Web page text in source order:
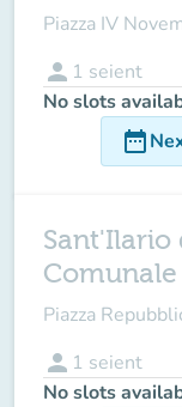
Piazza IV
person 1 seient
No slots
date_range
Sant'Ilario
Comunale
Piazza
person 1 seient
No slots